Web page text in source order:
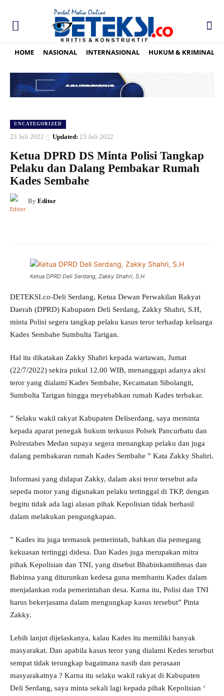
HOME NASIONAL INTERNASIONAL HUKUM & KRIMINAL
UNCATEGORIZED
23 Juli 2022 Updated: 23 Juli 2022
Ketua DPRD DS Minta Polisi Tangkap
Pelaku dan Dalang Pembakar Rumah
Kades Sembahe
By Editor
Ketua DPRD Deli Serdang, Zakky Shahri, S.H
DETEKSI.co-Deli Serdang, Ketua Dewan Perwakilan Rakyat
Daerah (DPRD) Kabupaten Deli Serdang, Zakky Shahri, S.H,
minta Polisi segera tangkap pelaku kasus teror terhadap keluarga
Kades Sembahe Sumbulta Tarigan.
Hal itu dikatakan Zakky Shahri kepada wartawan, Jumat
(22/7/2022) sekira pukul 12.00 WIB, menanggapi adanya aksi
teror yang dialami Kades Sembahe, Kecamatan Sibolangit,
Sumbulta Tarigan hingga meyebabkan rumah Kades terbakar.
” Selaku wakil rakyat Kabupaten Deliserdang, saya meminta
kepada aparat penegak hukum terkusus Polsek Pancurbatu dan
Polrestabes Medan supaya segera menangkap pelaku dan juga
dalang pembakaran rumah Kades Sembahe ” Kata Zakky Shahri.
Informasi yang didapat Zakky, dalam aksi teror tersebut ada
sepeda motor yang digunakan pelaku tertinggal di TKP, dengan
begitu tidak ada lagi alasan pihak Kepolisian tidak berhasil
dalam melakukan pengungkapan.
” Kades itu juga termasuk pemerintah, bahkan dia pemegang
kekuasan tertinggi didesa. Dan Kades juga merupakan mitra
pihak Kepolisian dan TNI, yang disebut Bhabinkamtibmas dan
Babinsa yang diturunkan kedesa guna membantu Kades dalam
menjalankan roda pemerintahan desa. Karna itu, Polisi dan TNI
harus bekerjasama dalam mengungkap kasus tersebut” Pinta
Zakky.
Lebih lanjut dijelaskanya, kalau Kades itu memiliki banyak
masyarakat. Dan apabila kasus teror yang dialami Kedes tersebut
sempat tidak terungkap bagaimana nasib dan perasaan
masyarakatnya ? Karna itu selaku wakil rakyat di Kabupaten
Deli Serdang, saya minta sekali lagi kepada pihak Kepolisian ‘